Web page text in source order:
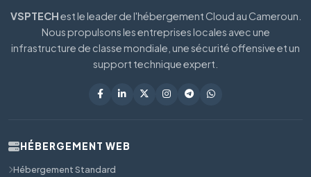
VSPTECHest le leader de l'hébergement Cloud au Cameroun.
Nous propulsons les entreprises locales avec une
infrastructure de classe mondiale, une sécurité offensive et un
support technique expert.
HÉBERGEMENT WEB
Hébergement Standard